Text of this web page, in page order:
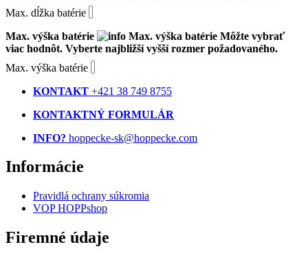
Max. dĺžka batérie
Max. výška batérie
Max. výška batérie Môžte vybrať
viac hodnôt. Vyberte najbližší vyšší rozmer požadovaného.
Max. výška batérie
KONTAKT +421 38 749 8755
KONTAKTNÝ FORMULÁR
INFO? hoppecke-sk@hoppecke.com
Informácie
Pravidlá ochrany súkromia
VOP HOPPshop
Firemné údaje